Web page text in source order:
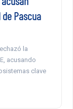
Pascua
la
acusando
clave